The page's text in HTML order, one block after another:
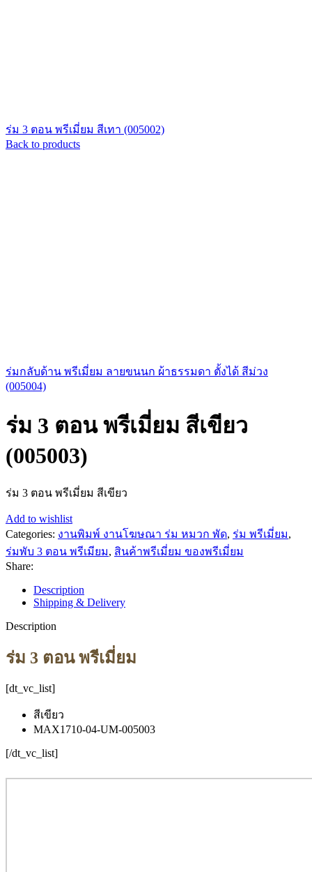
ร่ม 3 ตอน พรีเมี่ยม สีเทา (005002)
Back to products
ร่มกลับด้าน พรีเมี่ยม ลายขนนก ผ้าธรรมดา ตั้งได้ สีม่วง
(005004)
ร่ม 3 ตอน พรีเมี่ยม สีเขียว
(005003)
ร่ม 3 ตอน พรีเมี่ยม สีเขียว
Add to wishlist
Categories: งานพิมพ์ งานโฆษณา ร่ม หมวก พัด, ร่ม พรีเมี่ยม,
ร่มพับ 3 ตอน พรีเมียม, สินค้าพรีเมี่ยม ของพรีเมี่ยม
Share:
Description
Shipping & Delivery
Description
ร่ม 3 ตอน พรีเมี่ยม
[dt_vc_list]
สีเขียว
MAX1710-04-UM-005003
[/dt_vc_list]